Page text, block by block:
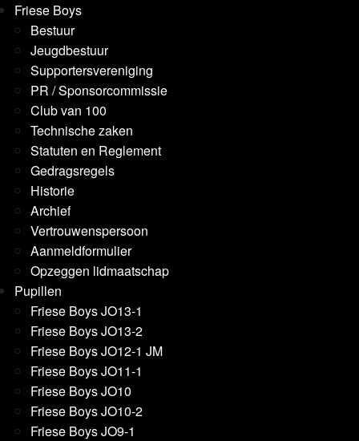
Friese Boys
Bestuur
Jeugdbestuur
Supportersvereniging
PR / Sponsorcommissie
Club van 100
Technische zaken
Statuten en Reglement
Gedragsregels
Historie
Archief
Vertrouwenspersoon
Aanmeldformulier
Opzeggen lidmaatschap
Pupillen
Friese Boys JO13-1
Friese Boys JO13-2
Friese Boys JO12-1 JM
Friese Boys JO11-1
Friese Boys JO10
Friese Boys JO10-2
Friese Boys JO9-1